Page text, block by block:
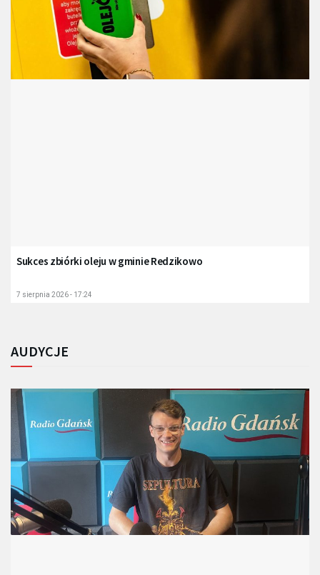
Sukces zbiórki oleju w gminie Redzikowo
7 sierpnia 2026 - 17:24
AUDYCJE